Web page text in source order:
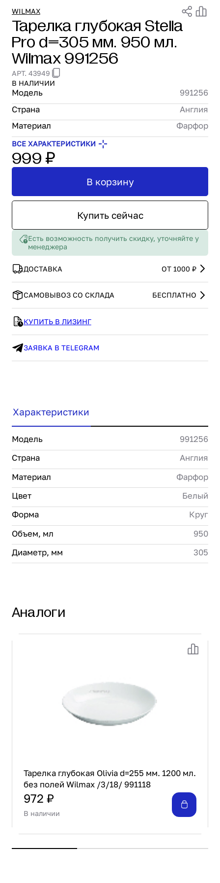
Проектирование
Сервис и монтаж
ПОКУПАТЕЛЯМ
Доставка и оплата
Гарантия и возврат
Лизинг
Акции
О GRANBAZAR
О нас
Бренды
Контакты
WILMAX
Тарелка глубокая Stella
Pro d=305 мм. 950 мл.
Wilmax 991256
АРТ. 43949
В НАЛИЧИИ
Модель
991256
Страна
Англия
Материал
Фарфор
ВСЕ ХАРАКТЕРИСТИКИ
999 ₽
Купить сейчас
В корзину
Есть возможность получить скидку, уточняйте у
менеджера
ДОСТАВКА ОТ 1000 ₽
САМОВЫВОЗ СО СКЛАДА БЕСПЛАТНО
КУПИТЬ В ЛИЗИНГ
ЗАЯВКА В TELEGRAM
Характеристики
Модель
991256
Страна
Англия
Материал
Фарфор
Цвет
Белый
Форма
Круг
Объем, мл
950
Диаметр, мм
305
Аналоги
Тарелка глубокая Olivia d=255 мм. 1200 мл.
без полей Wilmax /3/18/ 991118
972 ₽
В наличии